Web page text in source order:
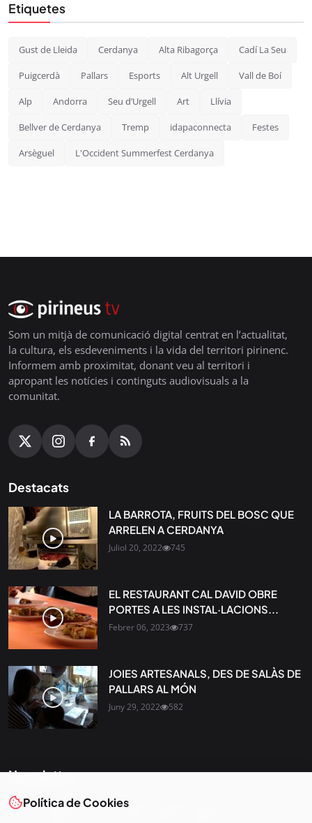
Etiquetes
Gust de Lleida Cerdanya Alta Ribagorça Cadí La Seu
Puigcerdà Pallars Esports Alt Urgell Vall de Boí
Alp Andorra Seu d’Urgell Art Llívia
Bellver de Cerdanya Tremp idapaconnecta Festes
Arsèguel L'Occident Summerfest Cerdanya
Som un mitjà de comunicació digital centrat en l’actualitat,
la cultura, els esdeveniments i la vida del territori pirinenc.
Informem amb proximitat, donant veu al territori i
apropant les notícies i continguts audiovisuals a la
comunitat.
Destacats
LA BARROTA, FRUITS DEL BOSC QUE
ARRELEN A CERDANYA
Juliol 20, 2022 745
EL RESTAURANT CAL DAVID OBRE
PORTES A LES INSTAL·LACIONS...
Febrer 06, 2023 737
JOIES ARTESANALS, DES DE SALÀS DE
PALLARS AL MÓN
Juny 29, 2022 582
Newsletter
Tota l’actualitat, seleccionada i enviada directament al teu
Política de Cookies